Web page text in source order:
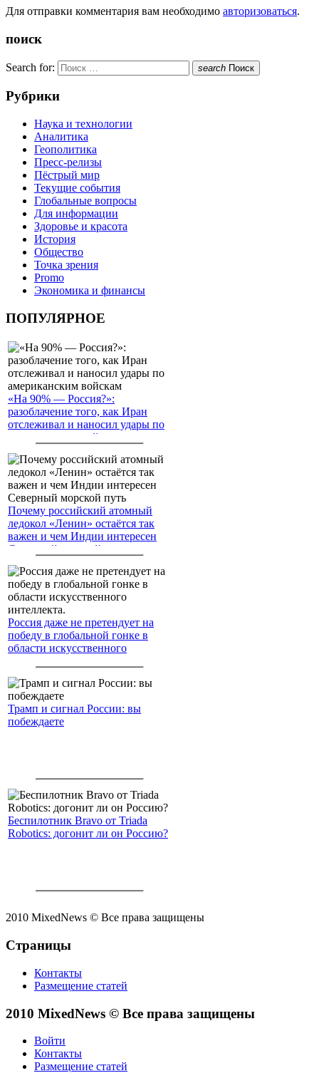
Для отправки комментария вам необходимо авторизоваться.
поиск
Search for: search Поиск
Рубрики
Наука и технологии
Аналитика
Геополитика
Пресс-релизы
Пёстрый мир
Текущие события
Глобальные вопросы
Для информации
Здоровье и красота
История
Общество
Точка зрения
Promo
Экономика и финансы
ПОПУЛЯРНОЕ
«На 90% — Россия?»:
разоблачение того, как Иран
отслеживал и наносил удары по
американским войскам
Почему российский атомный
ледокол «Ленин» остаётся так
важен и чем Индии интересен
Северный морской путь
Россия даже не претендует на
победу в глобальной гонке в
области искусственного
Трамп и сигнал России: вы
побеждаете
Беспилотник Bravo от Triada
Robotics: догонит ли он Россию?
2010 MixedNews © Все права защищены
Страницы
Контакты
Размещение статей
2010 MixedNews © Все права защищены
Войти
Контакты
Размещение статей